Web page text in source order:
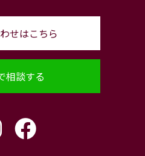
せはこちら
相談する